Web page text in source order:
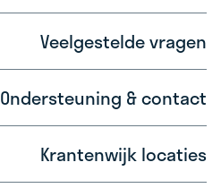
Veelgestelde vragen
Ondersteuning & contact
Krantenwijk locaties